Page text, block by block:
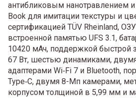
антибликовым нанотравлением
Book для имитации текстуры и
сертификацией TÜV Rheinland,
встроенной памятью UFS 3.1,
10420 мАч, поддержкой быстрой
67 Вт, шестью динамиками,
адаптерами Wi‑Fi 7 и Bluetooth,
Type‑C, двумя 8-Мп камерами,
корпусом толщиной в 5,99 мм и